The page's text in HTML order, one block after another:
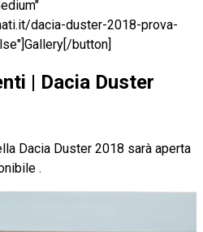
dacia-duster-2018-prova-
button]
| Dacia Duster
Dacia Duster 2018 sarà aperta
.